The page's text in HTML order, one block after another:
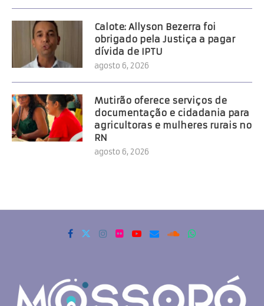
Calote: Allyson Bezerra foi
obrigado pela Justiça a pagar
dívida de IPTU
agosto 6, 2026
Mutirão oferece serviços de
documentação e cidadania para
agricultoras e mulheres rurais no
RN
agosto 6, 2026